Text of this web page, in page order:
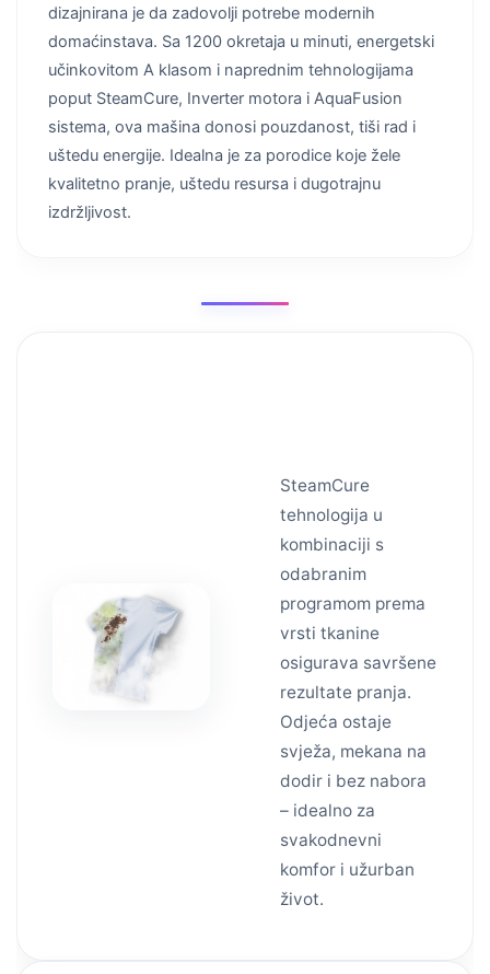
dizajnirana je da zadovolji potrebe modernih
domaćinstava. Sa 1200 okretaja u minuti, energetski
učinkovitom A klasom i naprednim tehnologijama
poput SteamCure, Inverter motora i AquaFusion
sistema, ova mašina donosi pouzdanost, tiši rad i
uštedu energije. Idealna je za porodice koje žele
kvalitetno pranje, uštedu resursa i dugotrajnu
izdržljivost.
SteamCure
tehnologija u
kombinaciji s
odabranim
programom prema
vrsti tkanine
osigurava savršene
rezultate pranja.
Odjeća ostaje
svježa, mekana na
dodir i bez nabora
– idealno za
svakodnevni
komfor i užurban
život.